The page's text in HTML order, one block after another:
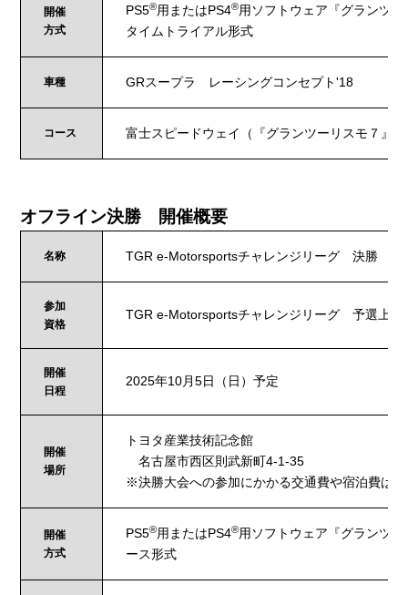
開催
方式
PS5®用またはPS4®用ソフトウェア『グランツ
タイムトライアル形式
車種 GRスープラ レーシングコンセプト'18
コース 富士スピードウェイ（『グランツーリスモ７』
オフライン決勝 開催概要
名称 TGR e-Motorsportsチャレンジリーグ 決勝
参加
資格
TGR e-Motorsportsチャレンジリーグ 予選上位
開催
日程
2025年10月5日（日）予定
開催
場所
トヨタ産業技術記念館
名古屋市西区則武新町4-1-35
※決勝大会への参加にかかる交通費や宿泊費は
開催
方式
PS5®用またはPS4®用ソフトウェア『グランツ
ース形式